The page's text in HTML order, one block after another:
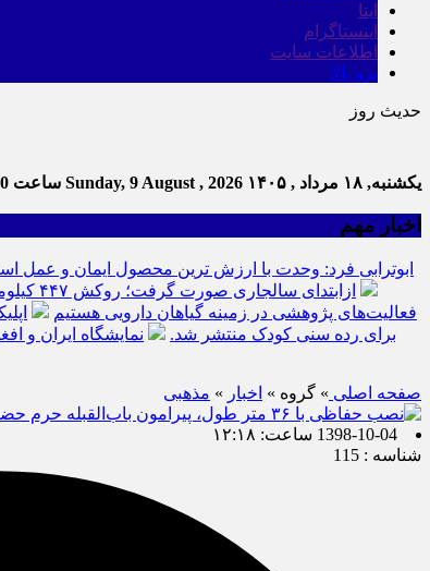
ایتا
اینستاگرام
اطلاعات سایت
برو بالا
حدیث روز
یکشنبه, ۱۸ مرداد , ۱۴۰۵ Sunday, 9 August , 2026 ساعت
اخبار مهم
ابوترابی فرد: وحدت با ارزش ترین محصول ایمان و عمل
ازابتدای سالجاری صورت گرفت؛ روکش ۴۴۷ کیلومتر از محورهای خراسان جنوبی
فعالیت‌های پژوهشی در زمینه گیاهان دارویی هستیم
برای رده سنی کودک منتشر شد.
نمایشگاه ایران و
صفحه اصلی » گروه » اخبار » مذهبی
1398-10-04 ساعت: ۱۲:۱۸
شناسه : 115